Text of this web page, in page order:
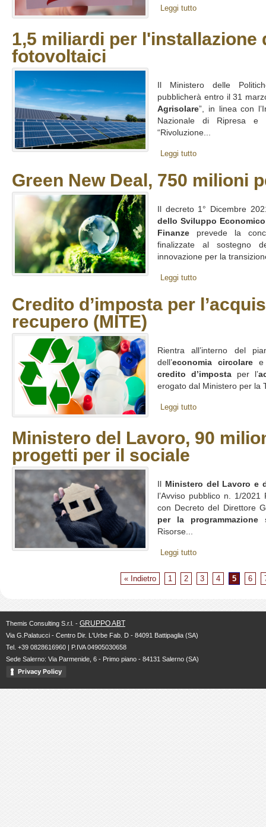
Leggi tutto
1,5 miliardi per l'installazione
fotovoltaici
Il Ministero delle
pubblicherà entro il 31
Agrisolare”, in linea con
Nazionale di Ripresa e
“Rivoluzione...
Leggi tutto
Green New Deal, 750 milioni
Il decreto 1° Dicembre
dello Sviluppo Economico
Finanze prevede la
finalizzate al sostegno
innovazione per la
Leggi tutto
Credito d’imposta per
recupero (MITE)
Rientra all’interno del
dell’economia circolare e
credito d’imposta per l’
erogato dal Ministero per la
Leggi tutto
Ministero del Lavoro, 90
progetti per il sociale
Ministero del Lavoro e
l’Avviso pubblico n. 1/2021
con Decreto del Direttore
per la programmazione
Risorse...
Leggi tutto
« Indietro 1 2 3 4 5 6
Themis Consulting S.r.l. - GRUPPO ABT
Via G.Palatucci - Centro Dir. L'Urbe Fab. D - 84091 Battipaglia (SA)
Tel. +39 0828616960 | P.IVA 04905030658
Sede Salerno: Via Parmenide, 6 - Primo piano - 84131 Salerno (SA)
Privacy Policy